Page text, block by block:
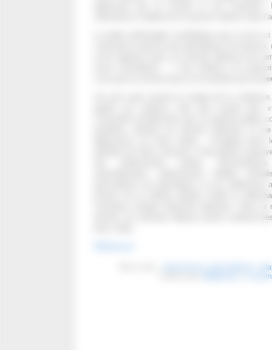
ordonnance à défaut de ne pouvoir obtenir toute
La petite philosophie synthétique que je livre ici
construite au gré de mes désolations de clinicien,
m’est apparue suite à la récente réflexion d’un
d’une consultation : « mon médecin m’a
n’ose pas lui avouer que je ne le prends pas de
Cet ami avait inversé la charge de la
garder son médecin, bien que n’ayant plus
L’essentiel semblait être que ce praticien garde
paradoxe, ébranla ma naïveté médicale, et
digressions sur notre métier. J’imaginai alors
démêler les futurs cliniciens. Prescriptions
automédication, médicaments frelatés
prescriptions de spécialistes ou de médecines
échecs de la relation allaient rendre le
l’évolution clinique infiniment laborieux. Dans
demain, les docteurs Watson auront vraiment
1